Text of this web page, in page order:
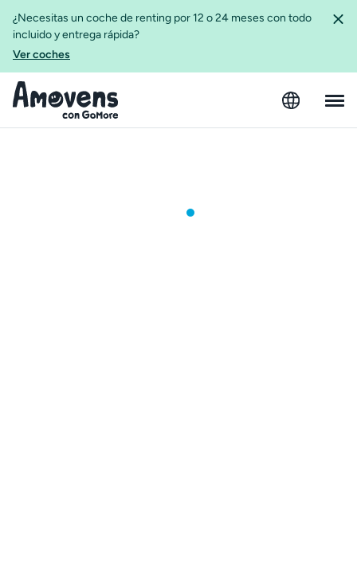
¿Necesitas un coche de renting por 12 o 24 meses con todo
incluido y entrega rápida?
Ver coches